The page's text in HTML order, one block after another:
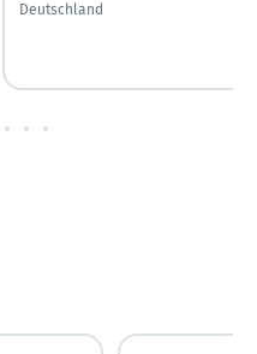
Deutschland